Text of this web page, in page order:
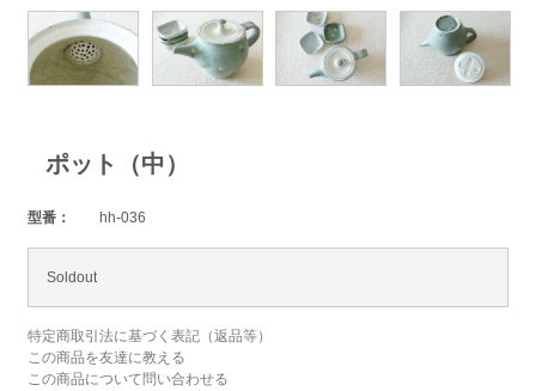
ポット（中）
型番： hh-036
Soldout
特定商取引法に基づく表記（返品等）
この商品を友達に教える
この商品について問い合わせる